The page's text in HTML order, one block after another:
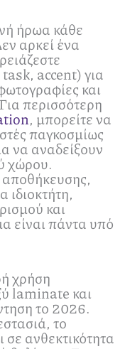
ήρωα κάθε
αρκεί ένα
accent) για
και
περισσότερη
, μπορείτε να
παγκοσμίως
να αναδείξουν
χώρου.
αποθήκευσης,
και
είναι πάντα υπό
χρήση
laminate και
το 2026.
το
ανθεκτικότητα